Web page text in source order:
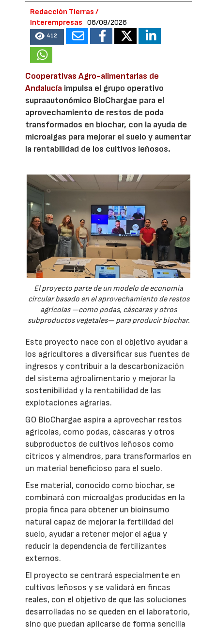
Redacción Tierras /
Interempresas
06/08/2026
412
Cooperativas Agro-alimentarias de
Andalucía impulsa el grupo operativo
supraautonómico BioChargae para el
aprovechamiento de restos de poda
transformados en biochar, con la ayuda de
microalgas para mejorar el suelo y aumentar
la rentabilidad de los cultivos leñosos.
El proyecto parte de un modelo de economía
circular basado en el aprovechamiento de restos
agrícolas —como podas, cáscaras y otros
subproductos vegetales— para producir biochar.
Este proyecto nace con el objetivo ayudar a
los agricultores a diversificar sus fuentes de
ingresos y contribuir a la descarbonización
del sistema agroalimentario y mejorar la
sostenibilidad y la rentabilidad de las
explotaciones agrarias.
GO BioChargae aspira a aprovechar restos
agrícolas, como podas, cáscaras y otros
subproductos de cultivos leñosos como
cítricos y almendros, para transformarlos en
un material beneficioso para el suelo.
Ese material, conocido como biochar, se
combinará con microalgas producidas en la
propia finca para obtener un bioinsumo
natural capaz de mejorar la fertilidad del
suelo, ayudar a retener mejor el agua y
reducir la dependencia de fertilizantes
externos.
El proyecto se centrará especialmente en
cultivos leñosos y se validará en fincas
reales, con el objetivo de que las soluciones
desarrolladas no se queden en el laboratorio,
sino que puedan aplicarse de forma sencilla